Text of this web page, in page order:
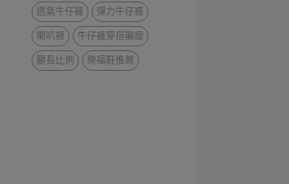
透氣牛仔褲
彈力牛仔褲
喇叭褲
牛仔褲穿搭顯瘦
腿長比例
樂福鞋推薦